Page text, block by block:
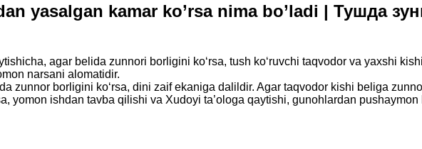
yasalgan kamar ko’rsa nima bo’ladi | Тушда
agar belida zunnori borligini ko‘rsa, tush ko‘ruvchi taqvodor va yaxshi
narsani alomatidir.
zunnor borligini ko‘rsa, dini zaif ekaniga dalildir. Agar taqvodor kishi beliga
yomon ishdan tavba qilishi va Xudoyi ta’ologa qaytishi, gunohlardan pushaymon